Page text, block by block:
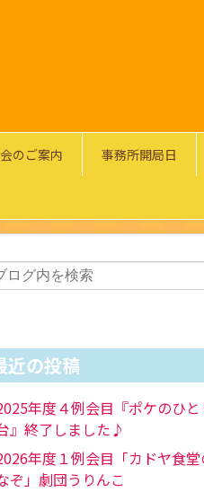
のご案内 事務所開局日
近の投稿
年度４例会目『ポケのひ
』終了しました♪
年度１例会目「カドヤ食堂
ぞ」劇団うりんこ